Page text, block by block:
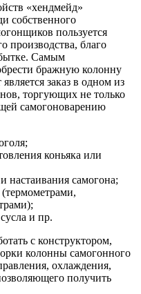
«хендмейд»
собственного
пользуется
производства, благо
Самым
бражную колонну
заказ в одном из
торгующих не только
самогоноварению
коньяка или
настаивания самогона;
и пр.
с конструктором,
колонны самогонного
охлаждения,
получить